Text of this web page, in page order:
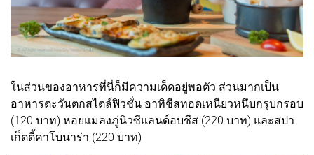
ในส่วนของอาหารที่นี่ก็มีความเด็ดอยู่พอตัว ส่วนมากเป็น
อาหารตะวันตกสไตล์ฟิวชั่น อาทิชีสทอดเหนียวหนึบกรุบกรอบ
(120 บาท) หอยแมลงภู่นิวซีแลนด์อบชีส (220 บาท) และสปา
เก็ตตี้คาโบนาร่า (220 บาท)